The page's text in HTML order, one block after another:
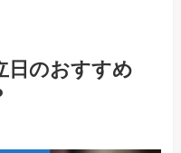
日のおすすめ